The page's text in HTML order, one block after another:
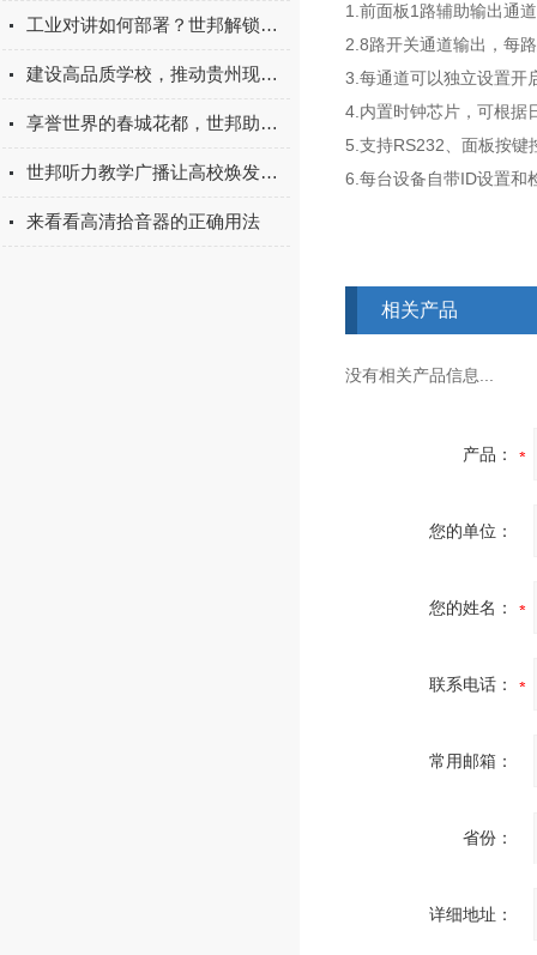
工业对讲如何部署？世邦解锁工业特殊生产环境下的专用对讲系统
建设高品质学校，推动贵州现代教育高质量发展
享誉世界的春城花都，世邦助力云南晋宁走出“芬芳”致富路
世邦听力教学广播让高校焕发智慧校园新活力
来看看高清拾音器的正确用法
1.前面板1路辅助输出通
2.8路开关通道输出，每
3.每通道可以独立设置开
4.内置时钟芯片，可根据
5.支持RS232、面板按键
6.每台设备自带ID设置和
相关产品
没有相关产品信息...
产品：
您的单位：
您的姓名：
联系电话：
常用邮箱：
省份：
详细地址：